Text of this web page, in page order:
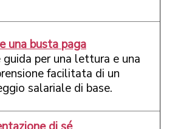
una busta paga
guida per una lettura e una
facilitata di un
salariale di base.